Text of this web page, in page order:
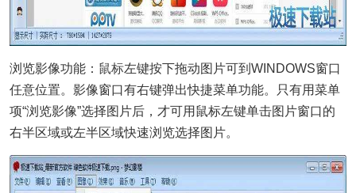
浏览影像功能： 鼠标左键按下拖动图片可到WINDOWS窗口
任意位置。影像窗口有右键弹出快捷菜单功能。只有用菜单
项“浏览影像”选择图片后，才可用鼠标左键单击图片窗口的
右半区域或左半区域快速浏览选择图片。